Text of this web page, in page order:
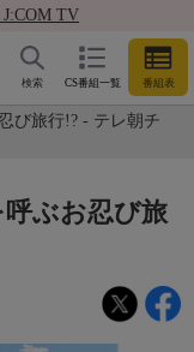
TV
CS番組一覧 番組表
検索
び旅行!? - テレ朝チ
ぶお忍び旅